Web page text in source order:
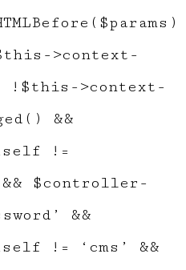
>context-
>context-
&&
!=
$controller-
&&
!= ‘cms’ &&